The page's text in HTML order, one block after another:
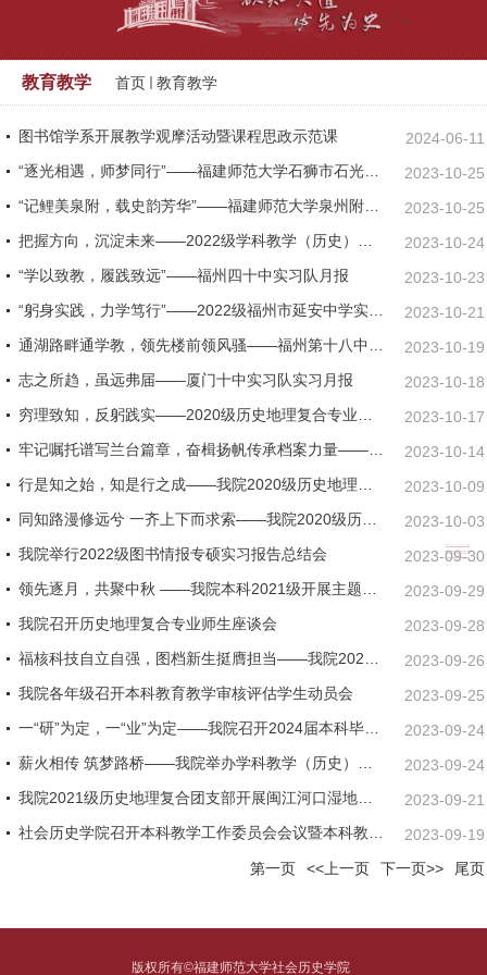
教育教学 首页 教育教学
图书馆学系开展教学观摩活动暨课程思政示范课
2024-06-11
2023-10-25
2023-10-25
2023-10-24
“学以致教，履践致远”——福州四十中实习队月报
2023-10-23
2023-10-21
2023-10-19
志之所趋，虽远弗届——厦门十中实习队实习月报
2023-10-18
2023-10-17
2023-10-14
2023-10-09
2023-10-03
我院举行2022级图书情报专硕实习报告总结会
2023-09-30
2023-09-29
我院召开历史地理复合专业师生座谈会
2023-09-28
2023-09-26
我院各年级召开本科教育教学审核评估学生动员会
2023-09-25
2023-09-24
2023-09-24
2023-09-21
2023-09-19
第一页
<<上一页 下一页>> 尾页
版权所有©福建师范大学社会历史学院